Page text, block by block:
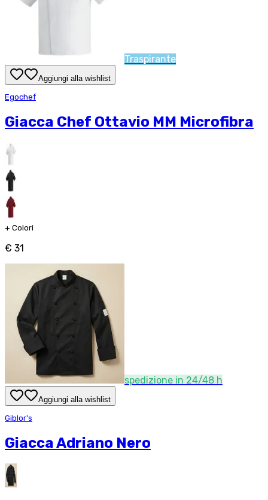
Traspirante
Aggiungi alla wishlist
Egochef
Giacca Chef Ottavio MM Microfibra
+ Colori
€ 31
spedizione in 24/48 h
Aggiungi alla wishlist
Giblor's
Giacca Adriano Nero